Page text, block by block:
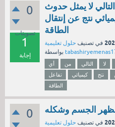
0
تصويتات
1
إجابة
لا يمثل حدوث
نتج عن إنتقال
الطاقة
في تصنيف حلول تعليمية
أي من التالي لا
تفاعل
كيميائي نتج
الطاقة
0 الجسم وشكله
في تصنيف حلول تعليمية